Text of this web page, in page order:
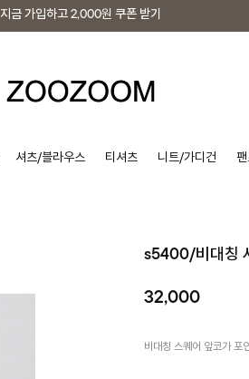
지금 가입하고 2,000원 쿠폰 받기
셔츠/블라우스 티셔츠 니트/가디건
s5400/비대칭
32,000
비대칭 스퀘어 앞코가 포